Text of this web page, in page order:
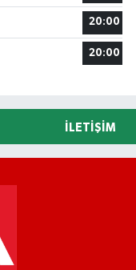
20:00
20:00
İLETIŞIM